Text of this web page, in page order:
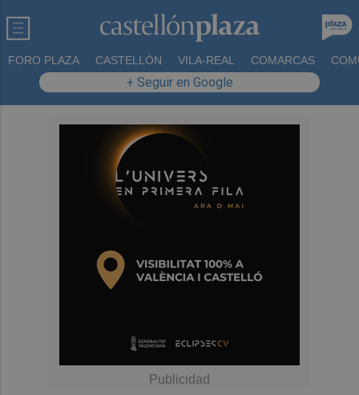
FORO PLAZA CASTELLÓN VILA-REAL COMARCAS
+ Seguir en Google